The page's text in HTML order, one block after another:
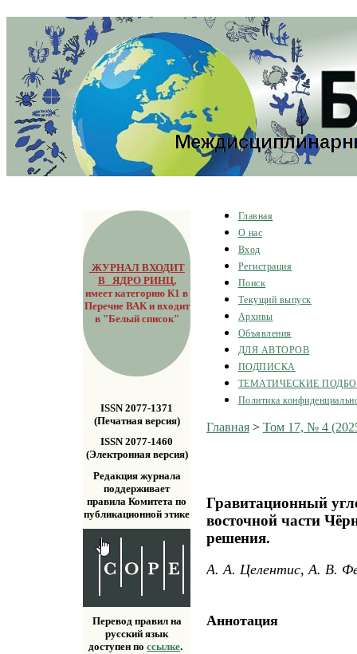
ЖУРНАЛ ВХОДИТ
В ЯДРО РИНЦ,
имеет категорию К1 в
Перечне ВАК и входит
в "Белый список"
ISSN 2077-1371
(Печатная версия)
ISSN 2077-1460
(Электронная версия)
Редакция журнала
поддерживает
правила Комитета по
публикационной этике
Перевод правил на
русский язык
доступен поссылке.
Главная
О нас
Вход
Регистрация
Поиск
Текущий выпуск
Архивы
Объявления
ДЛЯ АВТОРОВ
ПОДПИСКА
ТЕМАТИЧЕСКИЕ
Политика
Главная> Том 17, № 4
Гравитационный
восточной части
решения.
А. А. Целентис, А. В.
Аннотация